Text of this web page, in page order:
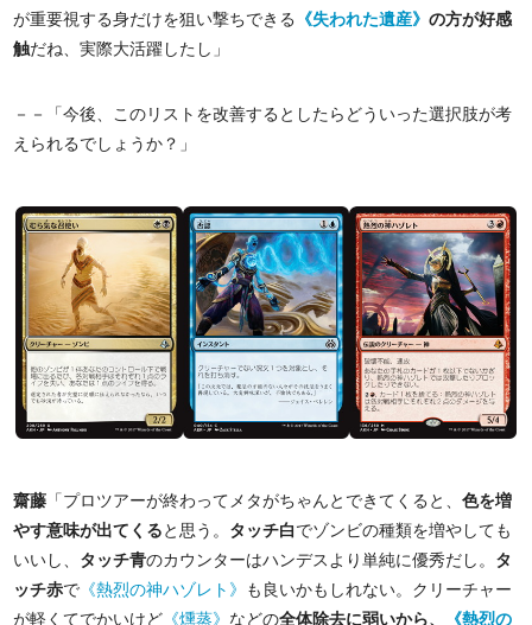
が重要視する身だけを狙い撃ちできる
《失われた遺産》の方が好感
触だね、実際大活躍したし」
－－「今後、このリストを改善するとしたらどういった選択肢が考
えられるでしょうか？」
齋藤 「プロツアーが終わってメタがちゃんとできてくると、色を増
やす意味が出てくると思う。 タッチ白でゾンビの種類を増やしても
いいし、 タッチ青のカウンターはハンデスより単純に優秀だし。 タ
ッチ赤で 《熱烈の神ハゾレト》
も良いかもしれない。クリーチャー
が軽くてでかいけど 《燻蒸》 などの全体除去に弱いから、 《熱烈の